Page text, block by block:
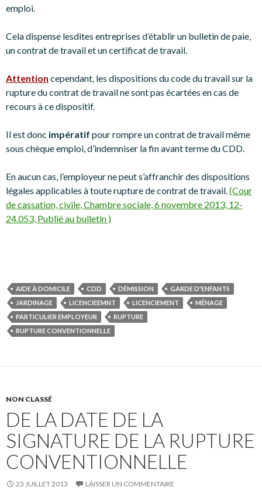
emploi.
Cela dispense lesdites entreprises d’établir un bulletin de paie,
un contrat de travail et un certificat de travail.
Attention cependant, les dispositions du code du travail sur la
rupture du contrat de travail ne sont pas écartées en cas de
recours à ce dispositif.
Il est donc impératif pour rompre un contrat de travail même
sous chèque emploi, d’indemniser la fin avant terme du CDD.
En aucun cas, l’employeur ne peut s’affranchir des dispositions
légales applicables à toute rupture de contrat de travail.(Cour
de cassation, civile, Chambre sociale, 6 novembre 2013, 12-
24.053, Publié au bulletin )
AIDE À DOMICILE CDD DÉMISSION
GARDE D'ENFANTS
JARDINAGE
LICENCIEEMNT LICENCIEMENT
MÉNAGE
PARTICULIER EMPLOYEUR
RUPTURE
RUPTURE CONVENTIONNELLE
NON CLASSÉ
DE LA DATE DE LA
SIGNATURE DE LA RUPTURE
CONVENTIONNELLE
23 JUILLET 2013 LAISSER UN COMMENTAIRE